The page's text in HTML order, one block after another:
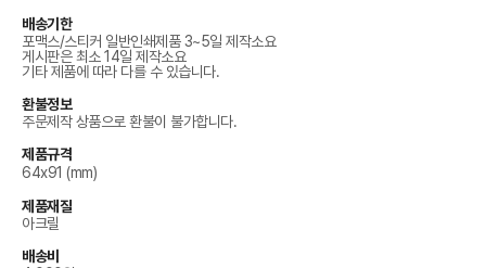
배송기한
포맥스/스티커 일반인쇄제품 3~5일 제작소요
게시판은 최소 14일 제작소요
기타 제품에 따라 다를 수 있습니다.
환불정보
주문제작 상품으로 환불이 불가합니다.
제품규격
64x91 (mm)
제품재질
아크릴
배송비